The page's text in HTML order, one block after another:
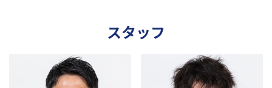
スタッフ